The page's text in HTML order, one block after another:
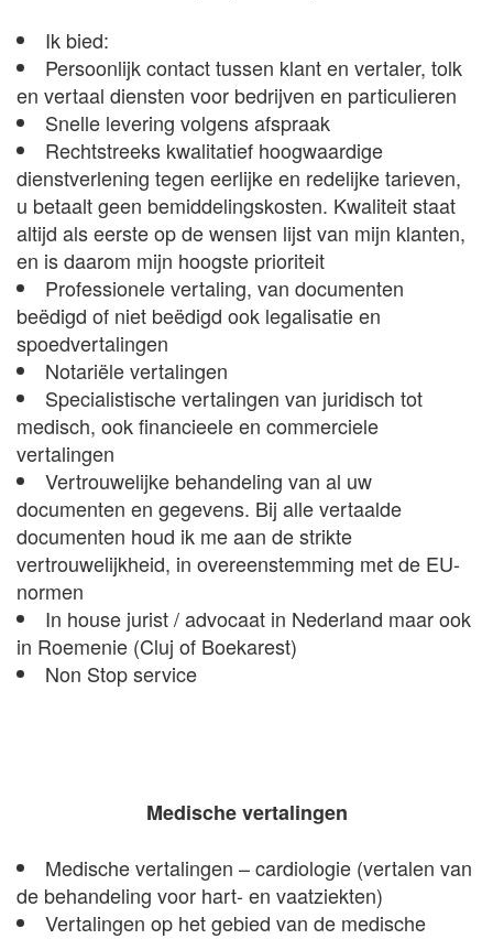
Ik bied:
Persoonlijk contact tussen klant en vertaler, tolk
en vertaal diensten voor bedrijven en particulieren
Snelle levering volgens afspraak
Rechtstreeks kwalitatief hoogwaardige
dienstverlening tegen eerlijke en redelijke tarieven,
u betaalt geen bemiddelingskosten. Kwaliteit staat
altijd als eerste op de wensen lijst van mijn klanten,
en is daarom mijn hoogste prioriteit
Professionele vertaling, van documenten
beëdigd of niet beëdigd ook legalisatie en
spoedvertalingen
Notariële vertalingen
Specialistische vertalingen van juridisch tot
medisch, ook financieele en commerciele
vertalingen
Vertrouwelijke behandeling van al uw
documenten en gegevens. Bij alle vertaalde
documenten houd ik me aan de strikte
vertrouwelijkheid, in overeenstemming met de EU-
normen
In house jurist / advocaat in Nederland maar ook
in Roemenie (Cluj of Boekarest)
Non Stop service
Medische vertalingen
Medische vertalingen – cardiologie (vertalen van
de behandeling voor hart- en vaatziekten)
Vertalingen op het gebied van de medische